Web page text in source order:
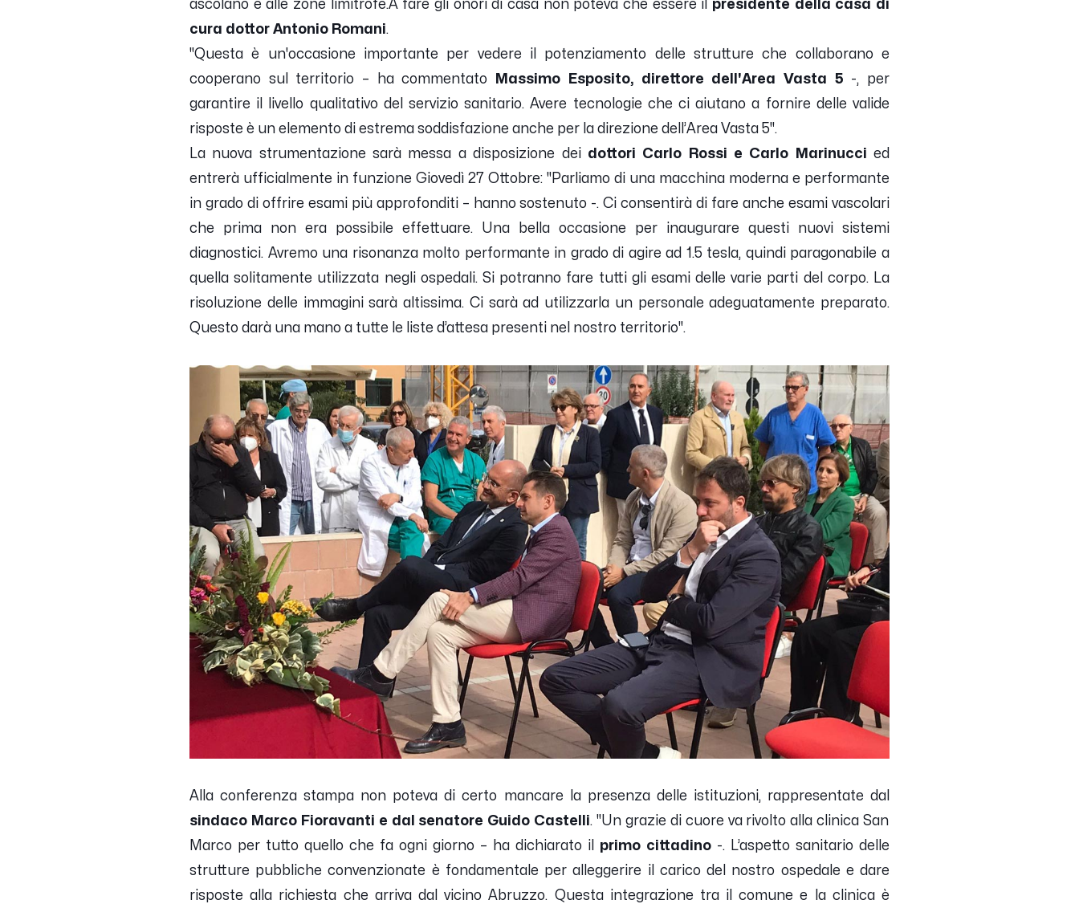
ascolano e alle zone limitrofe.A fare gli onori di casa non poteva che essere il presidente della casa di
cura dottor Antonio Romani.
''Questa è un'occasione importante per vedere il potenziamento delle strutture che collaborano e
cooperano sul territorio – ha commentato Massimo Esposito, direttore dell'Area Vasta 5 -, per
garantire il livello qualitativo del servizio sanitario. Avere tecnologie che ci aiutano a fornire delle valide
risposte è un elemento di estrema soddisfazione anche per la direzione dell’Area Vasta 5''.
La nuova strumentazione sarà messa a disposizione dei dottori Carlo Rossi e Carlo Marinuccied
entrerà ufficialmente in funzione Giovedì 27 Ottobre: ''Parliamo di una macchina moderna e performante
in grado di offrire esami più approfonditi– hanno sostenuto -. Ci consentirà di fare anche esami vascolari
che prima non era possibile effettuare. Una bella occasione per inaugurare questi nuovi sistemi
diagnostici. Avremo una risonanza molto performante in grado di agire ad 1.5 tesla, quindi paragonabile a
quella solitamente utilizzata negli ospedali. Si potranno fare tutti gli esami delle varie parti del corpo. La
risoluzione delle immagini sarà altissima. Ci sarà ad utilizzarla un personale adeguatamente preparato.
Questo darà una mano a tutte le liste d’attesa presenti nel nostro territorio''.
Alla conferenza stampa non poteva di certo mancare la presenza delle istituzioni, rappresentate dal
sindaco Marco Fioravanti e dal senatore Guido Castelli. ''Un grazie di cuore va rivolto alla clinica San
Marco per tutto quello che fa ogni giorno – ha dichiarato il primo cittadino -.
L’aspetto sanitario delle
strutture pubbliche convenzionate è fondamentale per alleggerire il carico del nostro ospedale e dare
risposte alla richiesta che arriva dal vicino Abruzzo. Questa integrazione tra il comune e la clinica è